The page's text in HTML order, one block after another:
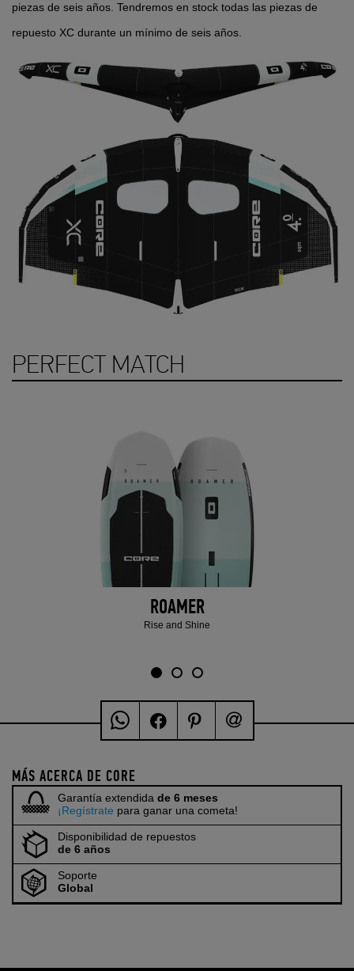
piezas de seis años. Tendremos en stock todas las piezas de
repuesto XC durante un mínimo de seis años.
PERFECT MATCH
ROAMER
Rise and Shine
MÁS ACERCA DE CORE
Garantía extendida de 6 meses
¡Regístrate para ganar una cometa!
Disponibilidad de repuestos
de 6 años
Soporte
Global